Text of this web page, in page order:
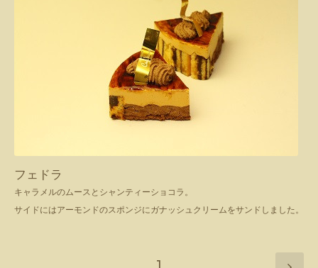
フェドラ
キャラメルのムースとシャンティーショコラ。
サイドにはアーモンドのスポンジにガナッシュクリームをサンドしました。